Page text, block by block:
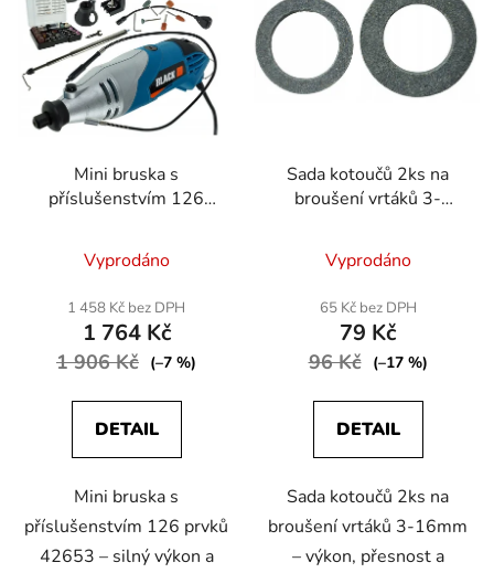
Mini bruska s
příslušenstvím 126
hodnocení
produktu
je
5,0
5
Vyprodáno
1 458 Kč bez DPH
1 764 Kč
1 906 Kč (–7 %)
DETAIL
Mini bruska s
příslušenstvím 126 prvků
42653 – silný výkon a
Sada kotoučů 2ks na
broušení vrtáků 3-
Vyprodáno
65 Kč bez DPH
79 Kč
96 Kč (–17 %)
DETAIL
Sada kotoučů 2ks na
broušení vrtáků 3-16mm
– výkon, přesnost a